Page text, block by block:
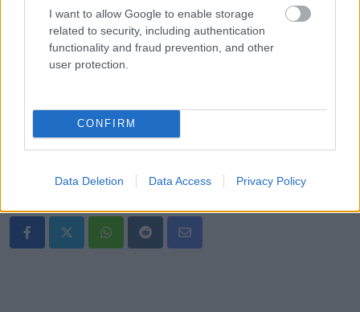
I want to allow Google to enable storage
related to security, including authentication
functionality and fraud prevention, and other
user protection.
CONFIRM
Data Deletion Data Access Privacy Policy
-igyál pickle juice-t,
-szükség esetén alkalmazz nem szteroid
naproxent.
WhatsappRedditShare